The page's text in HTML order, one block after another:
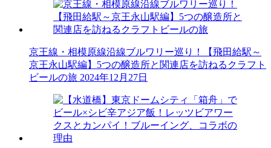
京王線・相模原線沿線ブルワリー巡り！【飛田給駅～
京王永山駅編】5つの醸造所と関連店を訪ねるクラフト
ビールの旅 2024年12月27日